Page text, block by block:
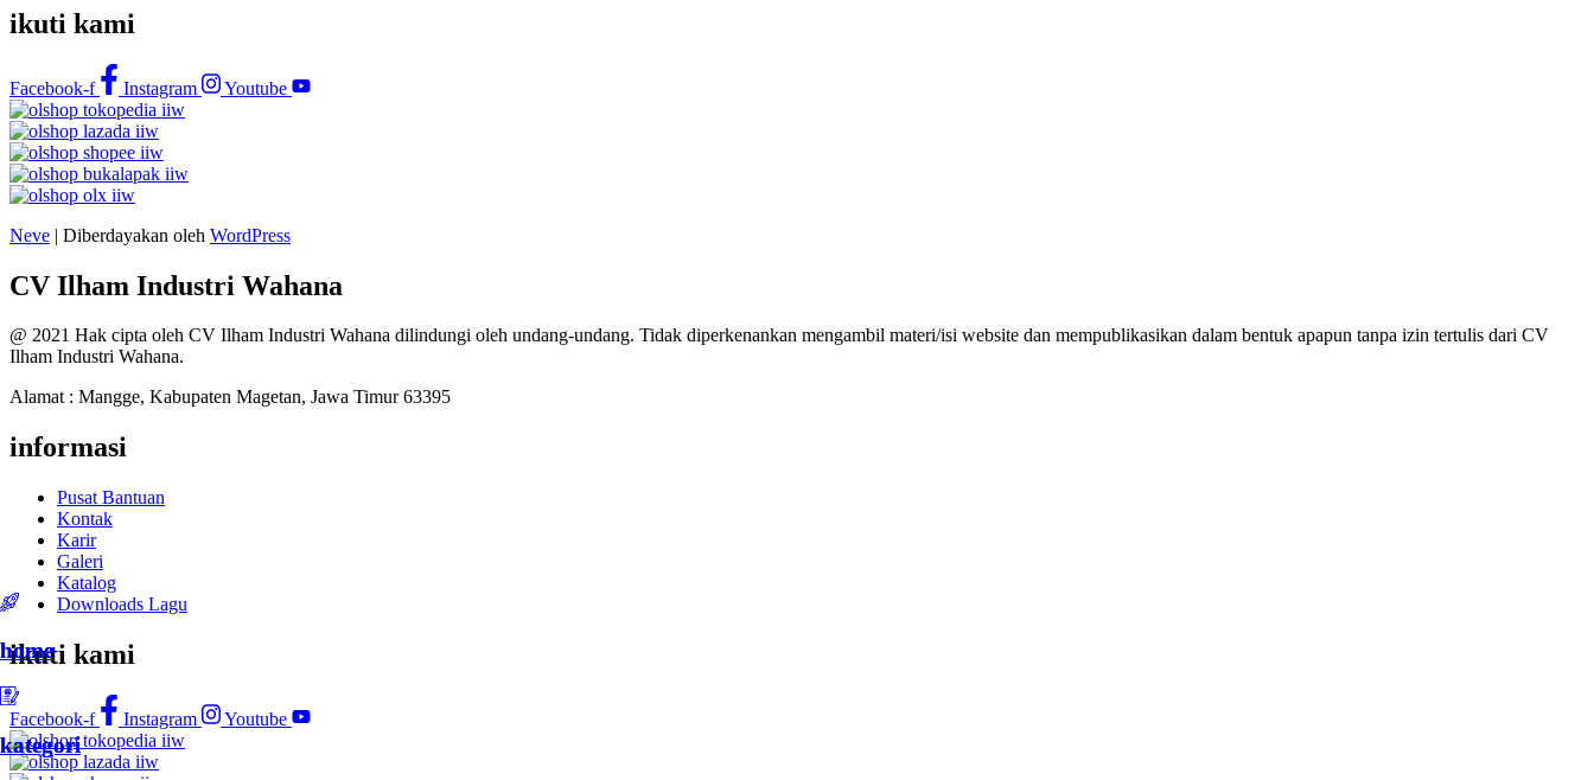
ikuti kami
Facebook-f Instagram Youtube
home
kategori
Neve | Diberdayakan oleh WordPress
CV Ilham Industri Wahana
@ 2021 Hak cipta oleh CV Ilham Industri Wahana dilindungi oleh undang-undang. Tidak diperkenankan mengambil materi/isi website dan mempublikasikan dalam bentuk apapun tanpa izin tertulis dari CV
Ilham Industri Wahana.
Alamat : Mangge, Kabupaten Magetan, Jawa Timur 63395
informasi
Pusat Bantuan
Kontak
Karir
Galeri
Katalog
Downloads Lagu
ikuti kami
Facebook-f Instagram Youtube
home
kategori